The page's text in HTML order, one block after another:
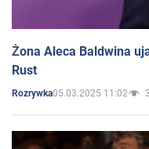
Żona Aleca Baldwina
Rust
Rozrywka05.03.2025 11:02 3